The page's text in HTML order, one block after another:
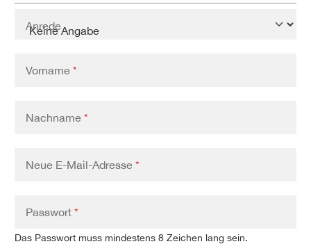
Persönliche Informationen
Anrede
Vorname *
Nachname *
Neue E-Mail-Adresse *
Passwort *
Das Passwort muss mindestens 8 Zeichen lang sein.